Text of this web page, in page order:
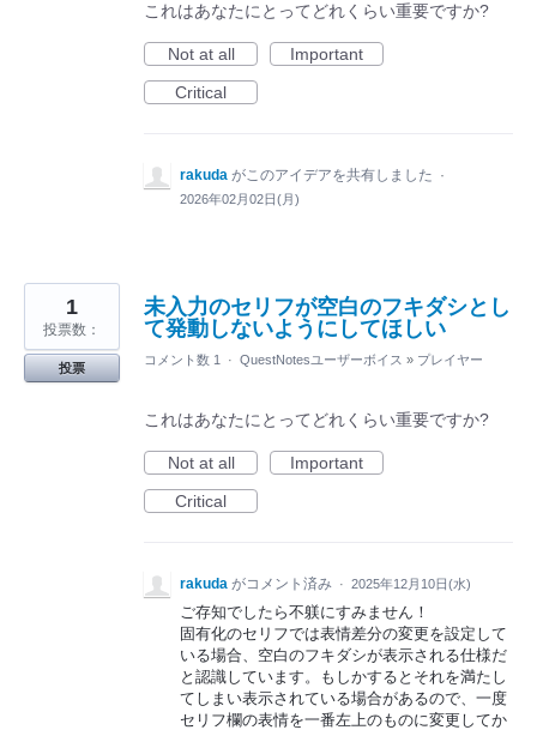
これはあなたにとってどれくらい重要ですか?
Not at all
Important
Critical
rakuda がこのアイデアを共有しました ·
2026年02月02日(月)
未入力のセリフが空白のフキダシとし
て発動しないようにしてほしい
1
投票数：
投票
コメント数 1 · QuestNotesユーザーボイス » プレイヤー
これはあなたにとってどれくらい重要ですか?
Not at all
Important
Critical
rakuda がコメント済み · 2025年12月10日(水)
ご存知でしたら不躾にすみません！
固有化のセリフでは表情差分の変更を設定して
いる場合、空白のフキダシが表示される仕様だ
と認識しています。もしかするとそれを満たし
てしまい表示されている場合があるので、一度
セリフ欄の表情を一番左上のものに変更してか